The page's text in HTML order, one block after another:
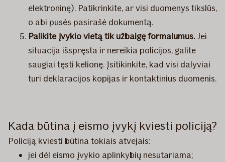
elektroninę). Patikrinkite, ar visi duomenys tikslūs,
o abi pusės pasirašė dokumentą.
Palikite įvykio vietą tik užbaigę formalumus.Jei
situacija išspręsta ir nereikia policijos, galite
saugiai tęsti kelionę. Įsitikinkite, kad visi dalyviai
turi deklaracijos kopijas ir kontaktinius duomenis.
Kada būtina į eismo įvykį kviesti policiją?
Policiją kviesti būtina tokiais atvejais:
jei dėl eismo įvykio aplinkybių nesutariama;